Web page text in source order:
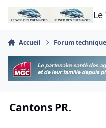
Aller au contenu
Accueil Forum
Cantons PR.